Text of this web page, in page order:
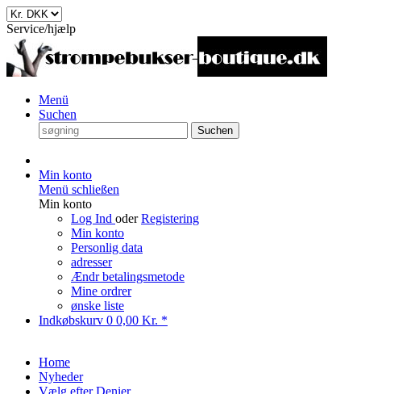
Service/hjælp
Menü
Suchen
Suchen
Min konto
Menü schließen
Min konto
Log Ind oderRegistering
Min konto
Personlig data
adresser
Ændr betalingsmetode
Mine ordrer
ønske liste
Indkøbskurv 0 0,00 Kr. *
Home
Nyheder
Vælg efter Denier